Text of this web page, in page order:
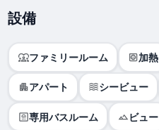
設備
ファミリールーム 加熱
アパート シービュー
専用バスルーム ビュー